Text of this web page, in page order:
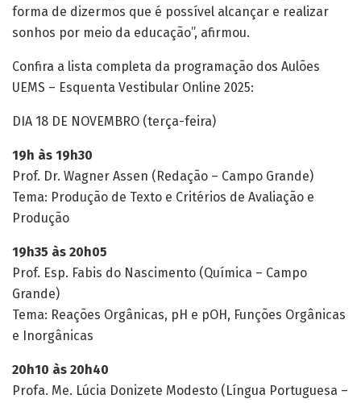
forma de dizermos que é possível alcançar e realizar
sonhos por meio da educação”, afirmou.
Confira a lista completa da programação dos Aulões
UEMS – Esquenta Vestibular Online 2025:
DIA 18 DE NOVEMBRO (terça-feira)
19h às 19h30
Prof. Dr. Wagner Assen (Redação – Campo Grande)
Tema: Produção de Texto e Critérios de Avaliação e
Produção
19h35 às 20h05
Prof. Esp. Fabis do Nascimento (Química – Campo
Grande)
Tema: Reações Orgânicas, pH e pOH, Funções Orgânicas
e Inorgânicas
20h10 às 20h40
Profa. Me. Lúcia Donizete Modesto (Língua Portuguesa –